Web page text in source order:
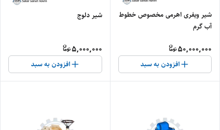
شیر ویفری اهرمی مخصوص خطوط
آب گرم
50,000,000
افزودن به سبد
شیر دلوج
5,000,000
افزودن به سبد